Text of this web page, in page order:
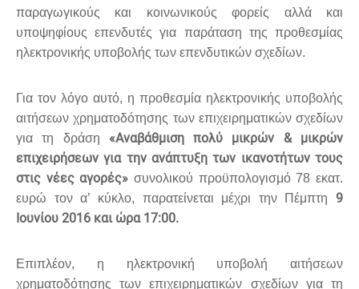
παραγωγικούς και κοινωνικούς φορείς αλλά και
υποψηφίους επενδυτές για παράταση της προθεσμίας
ηλεκτρονικής υποβολής των επενδυτικών σχεδίων.
Για τον λόγο αυτό, η προθεσμία ηλεκτρονικής υποβολής
αιτήσεων χρηματοδότησης των επιχειρηματικών σχεδίων
για τη δράση «Αναβάθμιση πολύ μικρών & μικρών
επιχειρήσεων για την ανάπτυξη των ικανοτήτων τους
στις νέες αγορές» συνολικού προϋπολογισμό 78 εκατ.
ευρώ τον α’ κύκλο, παρατείνεται μέχρι την Πέμπτη 9
Ιουνίου 2016 και ώρα 17:00.
Επιπλέον, η ηλεκτρονική υποβολή αιτήσεων
χρηματοδότησης των επιχειρηματικών σχεδίων για τη